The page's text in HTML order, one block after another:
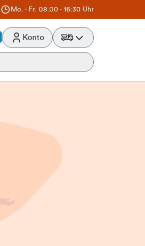
Mo. - Fr. 08.00 - 16:30 Uhr
Konto